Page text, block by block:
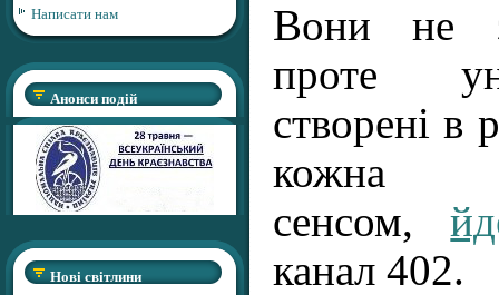
Написати нам
Анонси подій
Нові світлини
Вони не
проте
створені в
кожна
сенсом,
канал 402.